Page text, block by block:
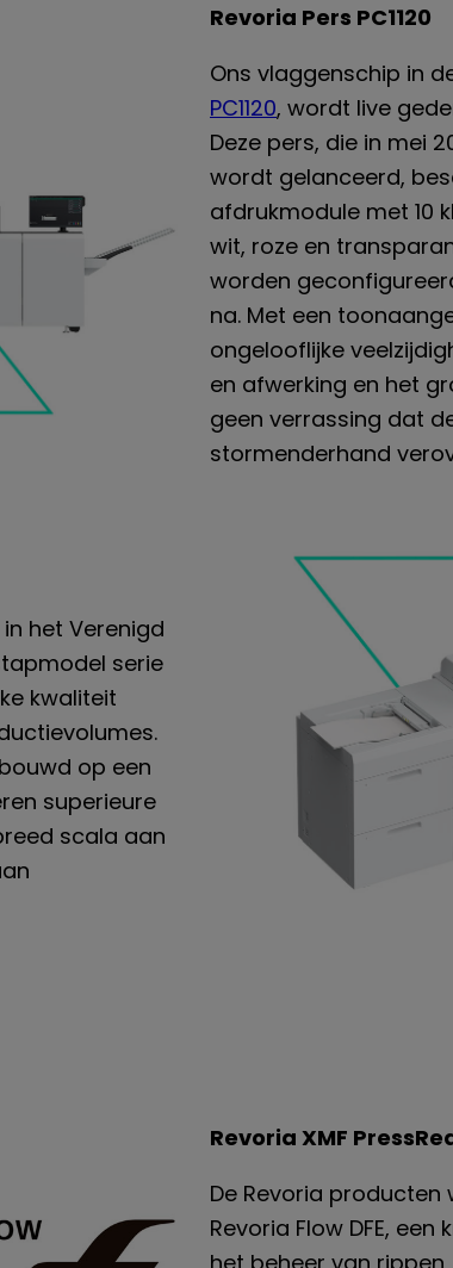
Revoria Pers PC1120
Ons vlaggenschip in
PC1120, wordt live
Deze pers, die in mei
wordt gelanceerd,
afdrukmodule met 10
wit, roze en
worden
na. Met een
ongelooflijke
en afwerking en het
geen verrassing dat
stormenderhand
het Verenigd
serie
kwaliteit
op een
superieure
scala aan
Revoria XMF
De Revoria
Revoria Flow DFE,